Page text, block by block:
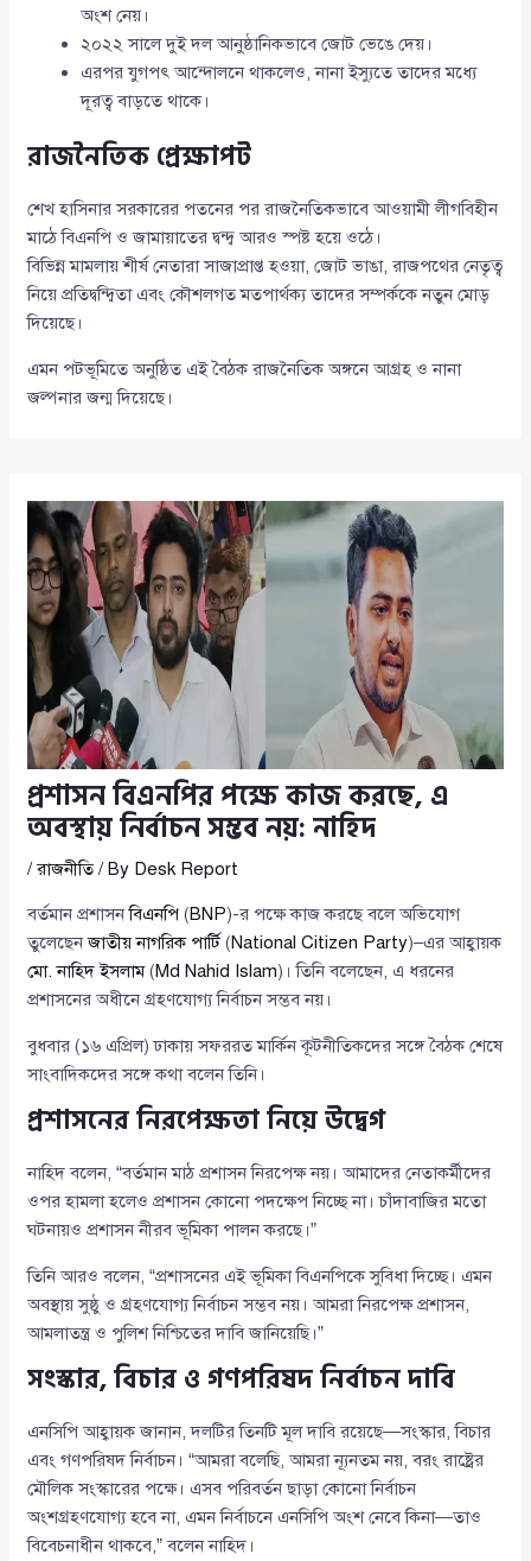
অংশ নেয়।
২০২২ সালে দুই দল আনুষ্ঠানিকভাবে জোট ভেঙে দেয়।
এরপর যুগপৎ আন্দোলনে থাকলেও, নানা ইস্যুতে তাদের মধ্যে
দূরত্ব বাড়তে থাকে।
রাজনৈতিক প্রেক্ষাপট
শেখ হাসিনার সরকারের পতনের পর রাজনৈতিকভাবে আওয়ামী লীগবিহীন
মাঠে বিএনপি ও জামায়াতের দ্বন্দ্ব আরও স্পষ্ট হয়ে ওঠে।
বিভিন্ন মামলায় শীর্ষ নেতারা সাজাপ্রাপ্ত হওয়া, জোট ভাঙা, রাজপথের নেতৃত্ব
নিয়ে প্রতিদ্বন্দ্বিতা এবং কৌশলগত মতপার্থক্য তাদের সম্পর্ককে নতুন মোড়
দিয়েছে।
এমন পটভূমিতে অনুষ্ঠিত এই বৈঠক রাজনৈতিক অঙ্গনে আগ্রহ ও নানা
জল্পনার জন্ম দিয়েছে।
প্রশাসন বিএনপির পক্ষে কাজ করছে, এ
অবস্থায় নির্বাচন সম্ভব নয়: নাহিদ
/রাজনীতি/ By Desk Report
বর্তমান প্রশাসনবিএনপি (BNP)-র পক্ষে কাজ করছে বলে অভিযোগ
তুলেছেনজাতীয় নাগরিক পার্টি (National Citizen Party)–এর আহ্বায়ক
মো. নাহিদ ইসলাম(Md Nahid Islam)। তিনি বলেছেন, এ ধরনের
প্রশাসনের অধীনে গ্রহণযোগ্য নির্বাচন সম্ভব নয়।
বুধবার (১৬ এপ্রিল) ঢাকায় সফররত মার্কিন কূটনীতিকদের সঙ্গে বৈঠক শেষে
সাংবাদিকদের সঙ্গে কথা বলেন তিনি।
প্রশাসনের নিরপেক্ষতা নিয়ে উদ্বেগ
নাহিদ বলেন, “বর্তমান মাঠ প্রশাসন নিরপেক্ষ নয়। আমাদের নেতাকর্মীদের
ওপর হামলা হলেও প্রশাসন কোনো পদক্ষেপ নিচ্ছে না। চাঁদাবাজির মতো
ঘটনায়ও প্রশাসন নীরব ভূমিকা পালন করছে।”
তিনি আরও বলেন, “প্রশাসনের এই ভূমিকা বিএনপিকে সুবিধা দিচ্ছে। এমন
অবস্থায় সুষ্ঠু ও গ্রহণযোগ্য নির্বাচন সম্ভব নয়। আমরা নিরপেক্ষ প্রশাসন,
আমলাতন্ত্র ও পুলিশ নিশ্চিতের দাবি জানিয়েছি।”
সংস্কার, বিচার ও গণপরিষদ নির্বাচন দাবি
এনসিপি আহ্বায়ক জানান, দলটির তিনটি মূল দাবি রয়েছে—সংস্কার, বিচার
এবং গণপরিষদ নির্বাচন। “আমরা বলেছি, আমরা ন্যূনতম নয়, বরং রাষ্ট্রের
মৌলিক সংস্কারের পক্ষে। এসব পরিবর্তন ছাড়া কোনো নির্বাচন
অংশগ্রহণযোগ্য হবে না, এমন নির্বাচনে এনসিপি অংশ নেবে কিনা—তাও
বিবেচনাধীন থাকবে,” বলেন নাহিদ।